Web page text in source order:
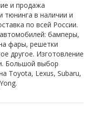
и продажа
тюнинга в наличии и
по всей России.
бамперы,
фары, решетки
другое. Изготовление
Большой выбор
Toyota, Lexus, Subaru,